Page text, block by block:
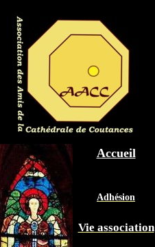
Accueil
Adhésion
Vie association